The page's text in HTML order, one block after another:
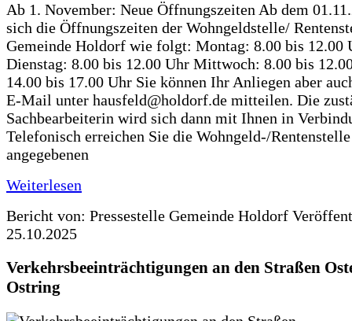
Ab 1. November: Neue Öffnungszeiten Ab dem
sich die Öffnungszeiten der Wohngeldstelle/
Gemeinde Holdorf wie folgt: Montag: 8.00 bis 12.00
Dienstag: 8.00 bis 12.00 Uhr Mittwoch: 8.00 bis
14.00 bis 17.00 Uhr Sie können Ihr Anliegen aber
E-Mail unter hausfeld@holdorf.de mitteilen. Die
Sachbearbeiterin wird sich dann mit Ihnen in
Telefonisch erreichen Sie die Wohngeld-/
angegebenen
Weiterlesen
Bericht von: Pressestelle Gemeinde Holdorf
25.10.2025
Verkehrsbeeinträchtigungen an den Straßen
Ostring